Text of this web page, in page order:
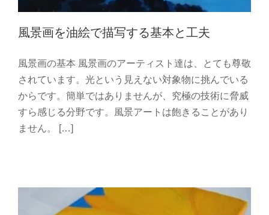
風景画を油絵で描写する基本と工夫
風景画の基本 風景画のアーティスト達は、とても尊敬
されています。光という見えない対象物に挑んでいる
からです。簡単ではありませんが、究極の技術に脅威
すら感じる分野です。風景アートは飽きることがあり
ません。 […]
油絵絵画制作の基本「色塗り」